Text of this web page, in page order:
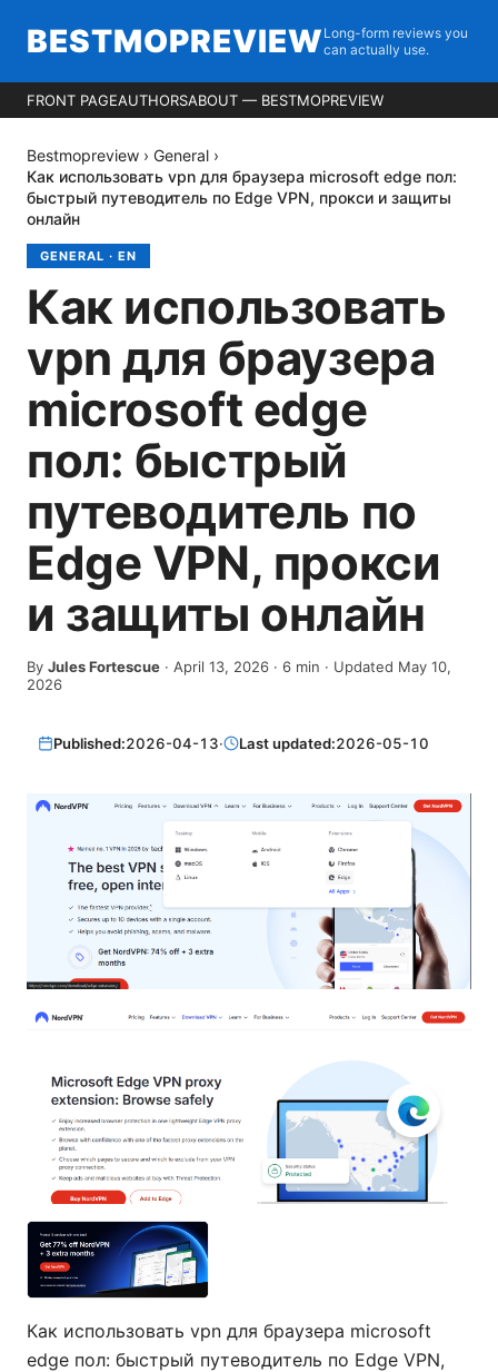
BESTMOPREVIEW Long-form reviews you
can actually use.
FRONT PAGEAUTHORSABOUT — BESTMOPREVIEW
Bestmopreview › General ›
Как использовать vpn для браузера microsoft edge пол:
быстрый путеводитель по Edge VPN, прокси и защиты
онлайн
GENERAL · EN
Как использовать
vpn для браузера
microsoft edge
пол: быстрый
путеводитель по
Edge VPN, прокси
и защиты онлайн
By Jules Fortescue · April 13, 2026 · 6 min · Updated May 10,
2026
Published:2026-04-13· Last updated:2026-05-10
Как использовать vpn для браузера microsoft
edge пол: быстрый путеводитель по Edge VPN,